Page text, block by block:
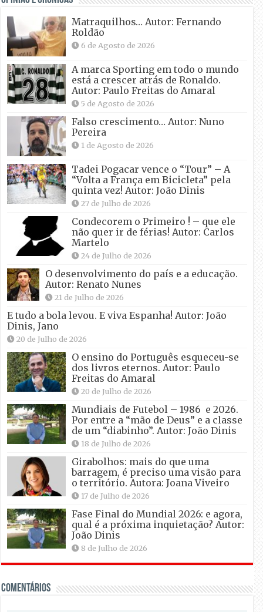
Matraquilhos… Autor: Fernando
Roldão
6 de Agosto de 2026
A marca Sporting em todo o mundo
está a crescer atrás de Ronaldo.
Autor: Paulo Freitas do Amaral
5 de Agosto de 2026
Falso crescimento… Autor: Nuno
Pereira
1 de Agosto de 2026
Tadei Pogacar vence o “Tour” – A
“Volta a França em Bicicleta” pela
quinta vez! Autor: João Dinis
27 de Julho de 2026
Condecorem o Primeiro ! – que ele
não quer ir de férias! Autor: Carlos
Martelo
24 de Julho de 2026
O desenvolvimento do país e a educação.
Autor: Renato Nunes
21 de Julho de 2026
E tudo a bola levou. E viva Espanha! Autor: João
Dinis, Jano
20 de Julho de 2026
O ensino do Português esqueceu-se
dos livros eternos. Autor: Paulo
Freitas do Amaral
20 de Julho de 2026
Mundiais de Futebol – 1986 e 2026.
Por entre a “mão de Deus” e a classe
de um “diabinho”. Autor: João Dinis
18 de Julho de 2026
Girabolhos: mais do que uma
barragem, é preciso uma visão para
o território. Autora: Joana Viveiro
17 de Julho de 2026
Fase Final do Mundial 2026: e agora,
qual é a próxima inquietação? Autor:
João Dinis
8 de Julho de 2026
Comentários